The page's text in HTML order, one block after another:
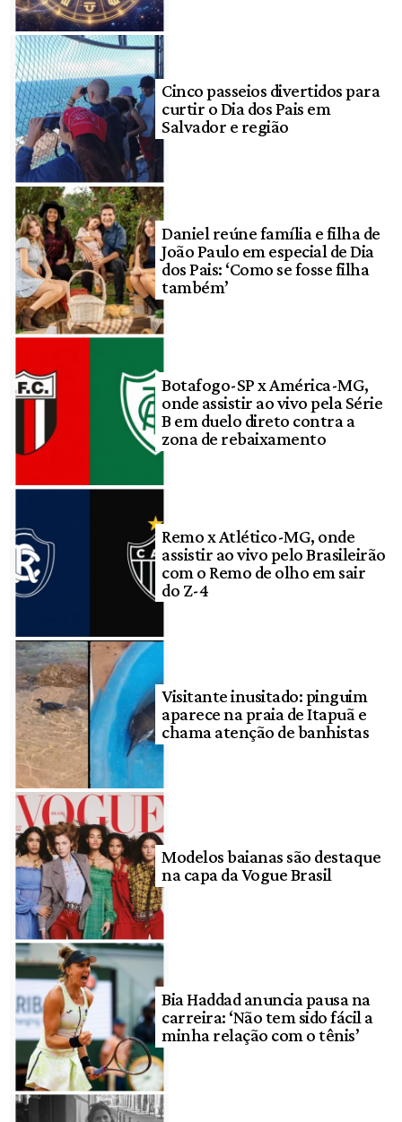
Cinco passeios divertidos para
curtir o Dia dos Pais em
Salvador e região
Daniel reúne família e filha de
João Paulo em especial de Dia
dos Pais: ‘Como se fosse filha
também’
Botafogo-SP x América-MG,
onde assistir ao vivo pela Série
B em duelo direto contra a
zona de rebaixamento
Remo x Atlético-MG, onde
assistir ao vivo pelo Brasileirão
com o Remo de olho em sair
do Z-4
Visitante inusitado: pinguim
aparece na praia de Itapuã e
chama atenção de banhistas
Modelos baianas são destaque
na capa da Vogue Brasil
Bia Haddad anuncia pausa na
carreira: ‘Não tem sido fácil a
minha relação com o tênis’